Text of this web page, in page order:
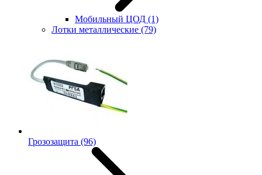
Мобильный ЦОД (1)
Лотки металлические (79)
Грозозащита (96)